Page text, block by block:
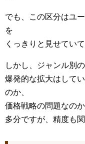
でも、この区分はユ
を
くっきりと見せてい
しかし、ジャンル別
爆発的な拡大はして
のか、
価格戦略の問題なの
多分ですが、精度も